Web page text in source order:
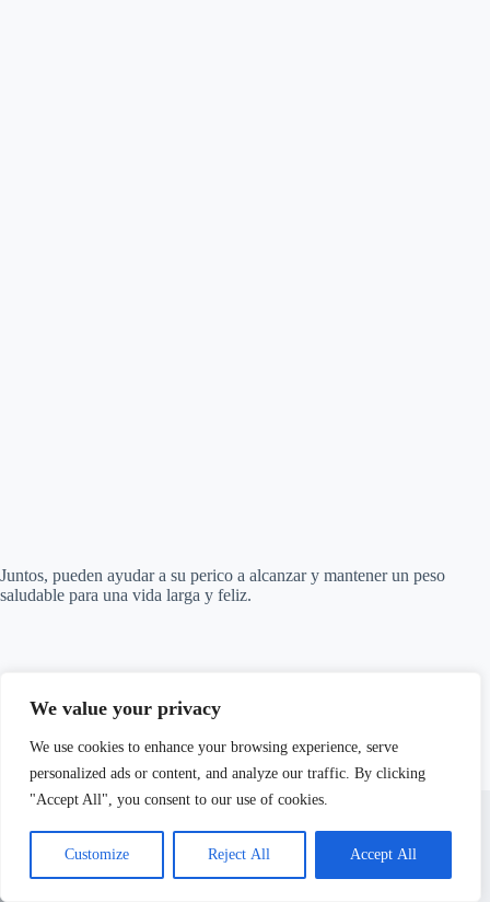
We value your privacy
We use cookies to enhance your browsing experience, serve
personalized ads or content, and analyze our traffic. By clicking
"Accept All", you consent to our use of cookies.
Customize Reject All Accept All
Juntos, pueden ayudar a su perico a alcanzar y mantener un peso
saludable para una vida larga y feliz.
PREVIOUS
Related Posts